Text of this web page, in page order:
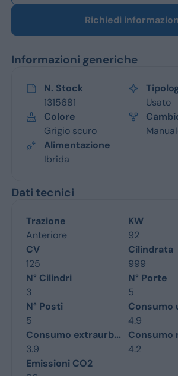
Ford
Opel
Richiedi
Informazioni generiche
N. Stock
1315681
Usato
Colore
Grigio scuro
Alimentazione
Ibrida
Dati tecnici
Trazione
Anteriore
KW
92
CV
125
Cilindrata
999
N° Cilindri
3
N° Porte
5
N° Posti
5
Consumo
4.9
Consumo extraurb...
3.9
Consumo
4.2
Emissioni CO2